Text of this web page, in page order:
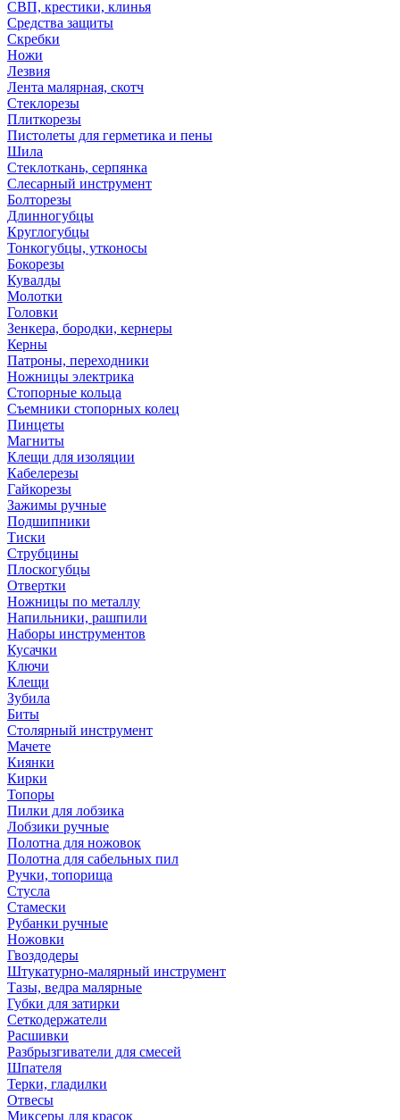
СВП, крестики, клинья
Средства защиты
Скребки
Ножи
Лезвия
Лента малярная, скотч
Стеклорезы
Плиткорезы
Пистолеты для герметика и пены
Шила
Стеклоткань, серпянка
Слесарный инструмент
Болторезы
Длинногубцы
Круглогубцы
Тонкогубцы, утконосы
Бокорезы
Кувалды
Молотки
Головки
Зенкера, бородки, кернеры
Керны
Патроны, переходники
Ножницы электрика
Стопорные кольца
Съемники стопорных колец
Пинцеты
Магниты
Клещи для изоляции
Кабелерезы
Гайкорезы
Зажимы ручные
Подшипники
Тиски
Струбцины
Плоскогубцы
Отвертки
Ножницы по металлу
Напильники, рашпили
Наборы инструментов
Кусачки
Ключи
Клещи
Зубила
Биты
Столярный инструмент
Мачете
Киянки
Кирки
Топоры
Пилки для лобзика
Лобзики ручные
Полотна для ножовок
Полотна для сабельных пил
Ручки, топорища
Стусла
Стамески
Рубанки ручные
Ножовки
Гвоздодеры
Штукатурно-малярный инструмент
Тазы, ведра малярные
Губки для затирки
Сеткодержатели
Расшивки
Разбрызгиватели для смесей
Шпателя
Терки, гладилки
Отвесы
Миксеры для красок